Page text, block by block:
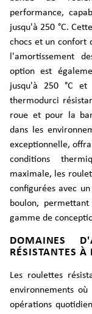
performance,
jusqu'à 250 °C.
chocs et un confort
l'amortissement
option est
jusqu'à 250 °C et
thermodurci
roue et pour la
dans les
exceptionnelle,
conditions
maximale, les
configurées avec
boulon,
gamme de
DOMAINES
RÉSISTANTES À
Les roulettes
environnements
opérations